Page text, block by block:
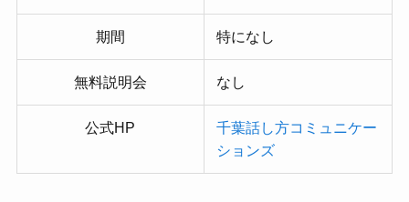
期間 特になし
無料説明会 なし
公式HP
千葉話し方コミュニケー
ションズ